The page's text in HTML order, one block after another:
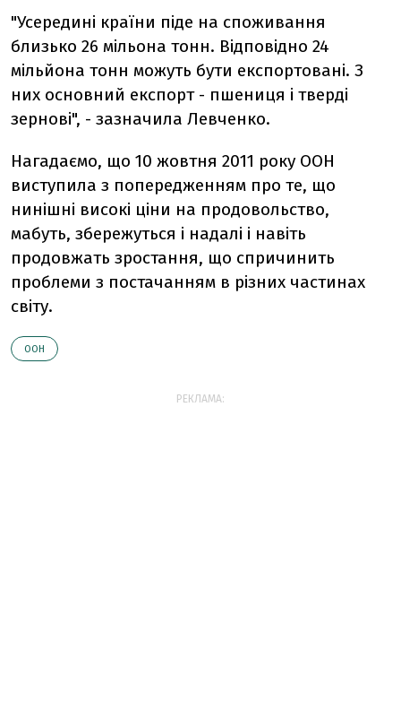
"Усередині країни піде на споживання
близько 26 мільона тонн. Відповідно 24
мільйона тонн можуть бути експортовані. З
них основний експорт - пшениця і тверді
зернові", - зазначила Левченко.
Нагадаємо, що 10 жовтня 2011 року ООН
виступила з попередженням про те, що
нинішні високі ціни на продовольство,
мабуть, збережуться і надалі і навіть
продовжать зростання, що спричинить
проблеми з постачанням в різних частинах
світу.
ООН
РЕКЛАМА: